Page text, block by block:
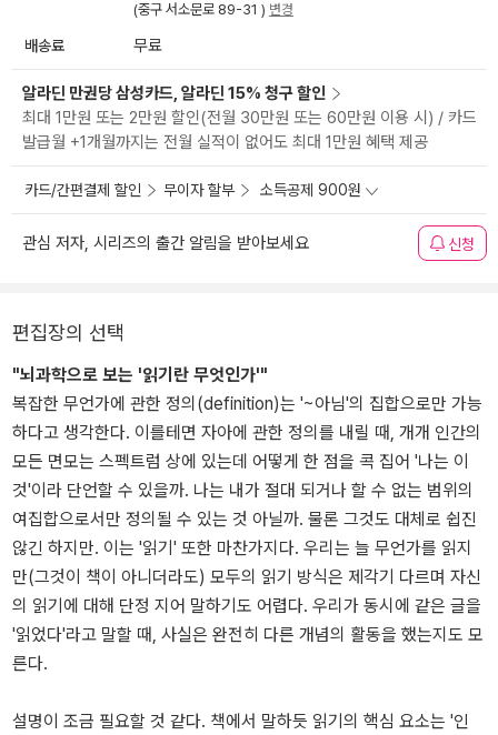
(중구 서소문로 89-31 ) 변경
배송료 무료
알라딘 만권당 삼성카드, 알라딘 15% 청구 할인
최대 1만원 또는 2만원 할인(전월 30만원 또는 60만원 이용 시) / 카드
발급월 +1개월까지는 전월 실적이 없어도 최대 1만원 혜택 제공
카드/간편결제 할인 무이자 할부 소득공제 900원
관심 저자, 시리즈의 출간 알림을 받아보세요 신청
편집장의 선택
"뇌과학으로 보는 '읽기란 무엇인가'"
복잡한 무언가에 관한 정의(definition)는 '~아님'의 집합으로만 가능
하다고 생각한다. 이를테면 자아에 관한 정의를 내릴 때, 개개 인간의
모든 면모는 스펙트럼 상에 있는데 어떻게 한 점을 콕 집어 '나는 이
것'이라 단언할 수 있을까. 나는 내가 절대 되거나 할 수 없는 범위의
여집합으로서만 정의될 수 있는 것 아닐까. 물론 그것도 대체로 쉽진
않긴 하지만. 이는 '읽기' 또한 마찬가지다. 우리는 늘 무언가를 읽지
만(그것이 책이 아니더라도) 모두의 읽기 방식은 제각기 다르며 자신
의 읽기에 대해 단정 지어 말하기도 어렵다. 우리가 동시에 같은 글을
'읽었다'라고 말할 때, 사실은 완전히 다른 개념의 활동을 했는지도 모
른다.
설명이 조금 필요할 것 같다. 책에서 말하듯 읽기의 핵심 요소는 '인